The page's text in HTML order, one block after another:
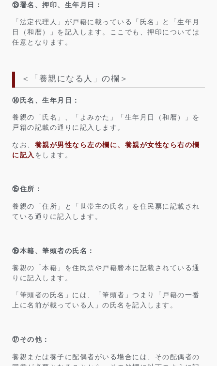
⑬署名、押印、生年月日：
「法定代理人」が戸籍に載っている「氏名」と「生年月
日（和暦）」を記入します。ここでも、押印については
任意となります。
＜「養親になる人」の欄＞
⑭氏名、生年月日：
養親の「氏名」、「よみかた」「生年月日（和暦）」を
戸籍の記載の通りに記入します。
なお、 養親が男性なら左の欄に、養親が女性なら右の欄
に記入 をします。
⑮住所：
養親の「住所」と「世帯主の氏名」を住民票に記載され
ている通りに記入します。
⑯本籍、筆頭者の氏名：
養親の「本籍」を住民票や戸籍謄本に記載されている通
りに記入します。
「筆頭者の氏名」には、「筆頭者」つまり「戸籍の一番
上に名前が載っている人」の氏名を記入します。
⑰その他：
養親または養子に配偶者がいる場合には、その配偶者の